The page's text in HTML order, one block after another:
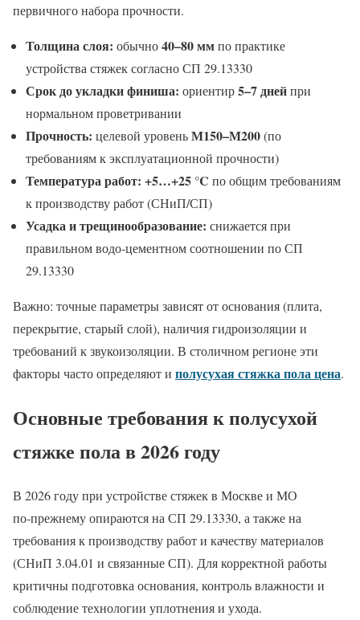
первичного набора прочности.
Толщина слоя: обычно40–80 ммпо практике
устройства стяжек согласно СП 29.13330
Срок до укладки финиша: ориентир5–7 днейпри
нормальном проветривании
Прочность: целевой уровеньМ150–М200(по
требованиям к эксплуатационной прочности)
Температура работ: +5…+25 °C по общим требованиям
к производству работ (СНиП/СП)
Усадка и трещинообразование: снижается при
правильном водо‑цементном соотношении по СП
29.13330
Важно: точные параметры зависят от основания (плита,
перекрытие, старый слой), наличия гидроизоляции и
требований к звукоизоляции. В столичном регионе эти
факторы часто определяют и полусухая стяжка пола цена.
Основные требования к полусухой
стяжке пола в 2026 году
В 2026 году при устройстве стяжек в Москве и МО
по‑прежнему опираются на СП 29.13330, а также на
требования к производству работ и качеству материалов
(СНиП 3.04.01 и связанные СП). Для корректной работы
критичны подготовка основания, контроль влажности и
соблюдение технологии уплотнения и ухода.